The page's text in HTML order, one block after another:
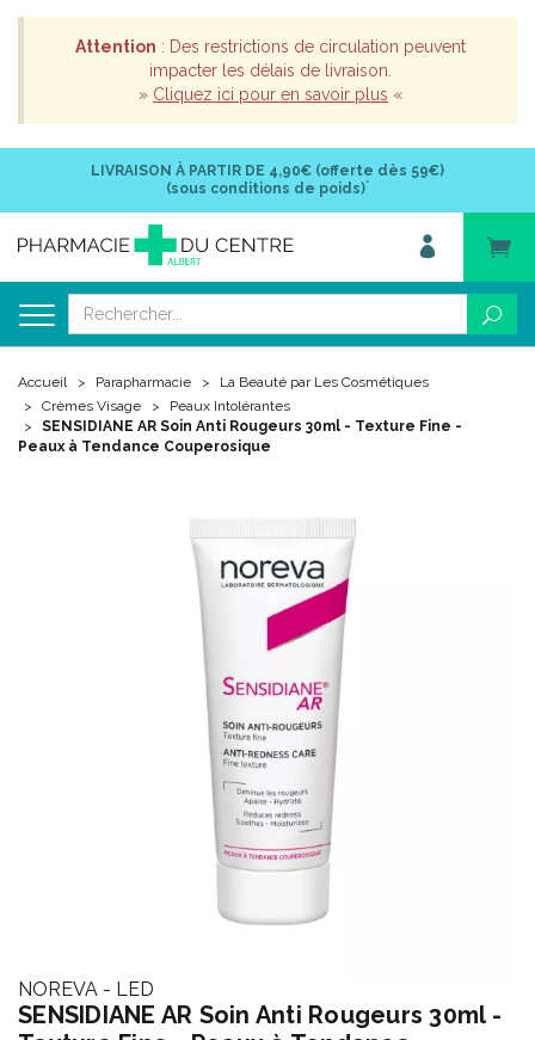
Attention : Des restrictions de circulation peuvent
impacter les délais de livraison.
» Cliquez ici pour en savoir plus «
LIVRAISON À PARTIR DE 4,90€ (offerte dès 59€)
(sous conditions de poids)*
Accueil Parapharmacie
La Beauté par Les Cosmétiques
Crèmes Visage
Peaux Intolérantes
SENSIDIANE AR Soin Anti Rougeurs 30ml - Texture Fine -
Peaux à Tendance Couperosique
NOREVA - LED
SENSIDIANE AR Soin Anti Rougeurs 30ml -